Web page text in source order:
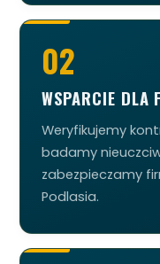
02
WSPARCIE DLA
Weryfikujemy
badamy
zabezpieczamy
Podlasia.